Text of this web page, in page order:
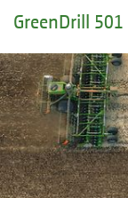
GreenDrill 501